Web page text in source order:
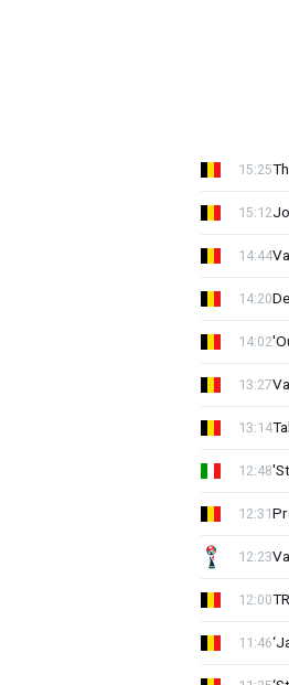
15:25
15:12
14:44
14:20
14:02
13:27
13:14
12:48
12:31
12:23
12:00
11:46